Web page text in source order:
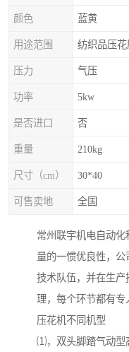
颜色 蓝黄
用途范围 纺织品压
压力 气压
功率 5kw
是否进口 否
重量 210kg
尺寸（cm） 30*40
可售卖地 全国
常州联宇机电自动
量的一惯优良性，
技术队伍，并在生
理，每个环节都有专
压花机不同机型
⑴，双头脚踏气动型